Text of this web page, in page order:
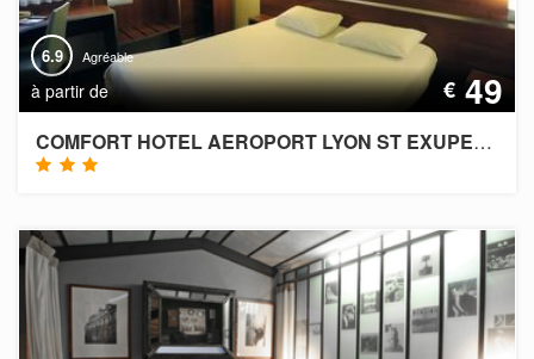
6.9 Agréable
à partir de € 49
COMFORT HOTEL AEROPORT LYON ST EXUPERY